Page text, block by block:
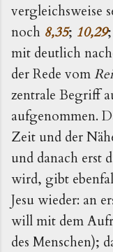
vergleichsweise
noch 8,35; 10,29
mit deutlich
der Rede vom
zentrale Begriff
aufgenommen.
Zeit und der
und danach erst
wird, gibt
Jesu wieder: an
will mit dem
des Menschen);